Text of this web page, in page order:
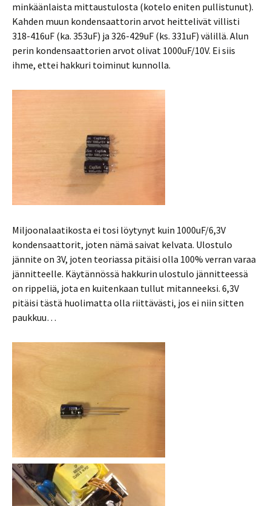
minkäänlaista mittaustulosta (kotelo eniten pullistunut).
Kahden muun kondensaattorin arvot heittelivät villisti
318-416uF (ka. 353uF) ja 326-429uF (ks. 331uF) välillä. Alun
perin kondensaattorien arvot olivat 1000uF/10V. Ei siis
ihme, ettei hakkuri toiminut kunnolla.
Miljoonalaatikosta ei tosi löytynyt kuin 1000uF/6,3V
kondensaattorit, joten nämä saivat kelvata. Ulostulo
jännite on 3V, joten teoriassa pitäisi olla 100% verran varaa
jännitteelle. Käytännössä hakkurin ulostulo jännitteessä
on rippeliä, jota en kuitenkaan tullut mitanneeksi. 6,3V
pitäisi tästä huolimatta olla riittävästi, jos ei niin sitten
paukkuu…